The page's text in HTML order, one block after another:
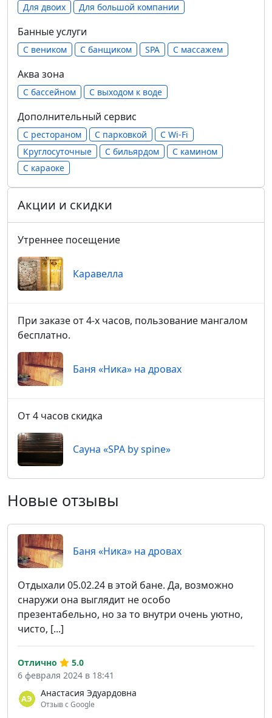
Для двоих Для большой компании
Банные услуги
С веником С банщиком SPA С массажем
Аква зона
С бассейном С выходом к воде
Дополнительный сервис
С рестораном С парковкой
С Wi-Fi
Круглосуточные
С бильярдом
С камином
С караоке
Акции и скидки
Утреннее посещение
Каравелла
При заказе от 4-х часов, пользование мангалом
бесплатно.
Баня «Ника» на дровах
От 4 часов скидка
Сауна «SPA by spine»
Новые отзывы
Баня «Ника» на дровах
Отдыхали 05.02.24 в этой бане. Да, возможно
снаружи она выглядит не особо
презентабельно, но за то внутри очень уютно,
чисто, [...]
Анастасия Эдуардовна
Отзыв с Google
Отлично
5.0
6 февраля 2024 в 18:41